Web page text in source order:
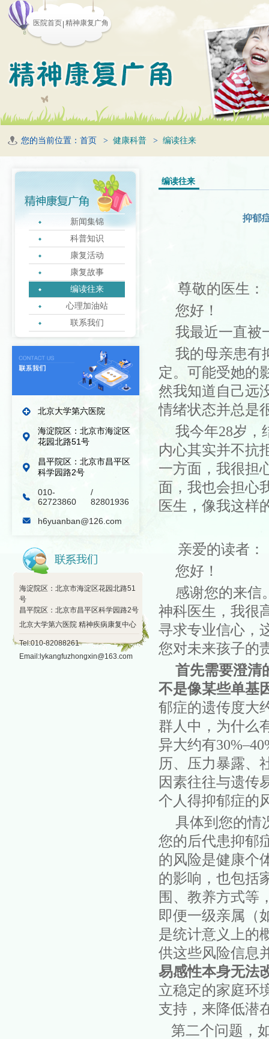
医院首页 精神康复广角
您的当前位置： 首页 > 健康科普 > 编读往来
新闻集锦
科普知识
康复活动
康复故事
编读往来
心理加油站
联系我们
绿丝带志愿者协会
北京大学第六医院
海淀院区：北京市海淀区
花园北路51号
昌平院区：北京市昌平区
科学园路2号
010-
62723860
/
82801936
h6yuanban@126.com
海淀院区：北京市海淀区花园北路51
号
昌平院区：北京市昌平区科学园路2号
北京大学第六医院 精神疾病康复中心
Tel:010-82088261
Email:lykangfuzhongxin@163.com
编读往来
抑郁
尊敬的医生：
您好！
我最近一直被
我的母亲患有
定。 可能受她的
然我知道自己远
情绪状态并总是
我今年28岁，
内心其实并不抗
一方面，我很担
面，我也会担心
医生，像我这样
亲爱的读者：
您好！
感谢您的来信
神科医生，我很
寻求专业信心，
您对未来孩子的
首先需要澄清
不是像某些单基
郁症的遗传度大
群人中，为什么
异大约有
历、压力暴露、
因素往往与遗传
个人得抑郁症的
具体到您的情
您的后代患抑郁
的风险是健康个
的影响，也包括
围、教养方式等
即便一级亲属（
是统计意义上的
供这些风险信息
易感性本身无法
立稳定的家庭环
支持， 来降低潜
第二个问题，